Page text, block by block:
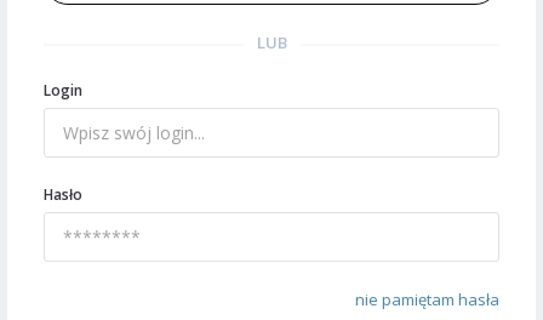
LUB
Login
Hasło
nie pamiętam hasła